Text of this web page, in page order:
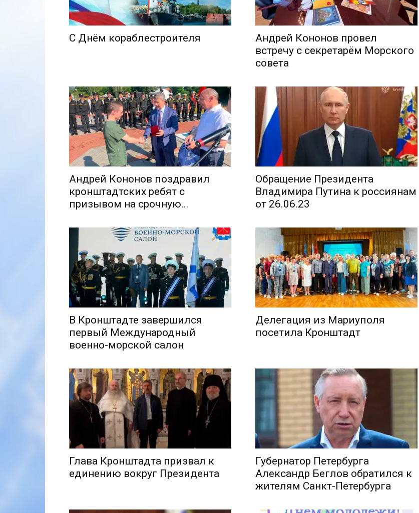
собор
С Днём кораблестроителя
Андрей Кононов провел
встречу с секретарём Морского
совета
Андрей Кононов поздравил
кронштадтских ребят с
призывом на срочную...
Обращение Президента
Владимира Путина к россиянам
от 26.06.23
В Кронштадте завершился
первый Международный
военно-морской салон
Делегация из Мариуполя
посетила Кронштадт
Глава Кронштадта призвал к
единению вокруг Президента
Губернатор Петербурга
Александр Беглов обратился к
жителям Санкт-Петербурга